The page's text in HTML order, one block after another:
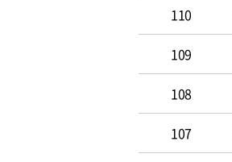
110
109
108
107